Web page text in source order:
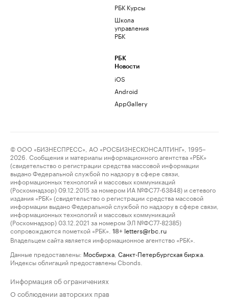
РБК Курсы
Школа
управления
РБК
РБК
Новости
iOS
Android
AppGallery
© ООО «БИЗНЕСПРЕСС», АО «РОСБИЗНЕСКОНСАЛТИНГ», 1995–
2026. Сообщения и материалы информационного агентства «РБК»
(свидетельство о регистрации средства массовой информации
выдано Федеральной службой по надзору в сфере связи,
информационных технологий и массовых коммуникаций
(Роскомнадзор) 09.12.2015 за номером ИА №ФС77-63848) и сетевого
издания «РБК» (свидетельство о регистрации средства массовой
информации выдано Федеральной службой по надзору в сфере связи,
информационных технологий и массовых коммуникаций
(Роскомнадзор) 03.12.2021 за номером ЭЛ №ФС77-82385)
сопровождаются пометкой «РБК».
18+ letters@rbc.ru
Владельцем сайта является информационное агентство «РБК».
Данные предоставлены: Мосбиржа Санкт-Петербургская биржа
Индексы облигаций предоставлены Cbonds.
Информация об ограничениях
О соблюдении авторских прав